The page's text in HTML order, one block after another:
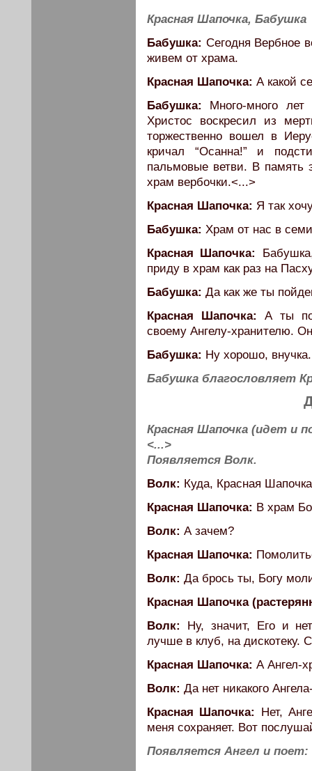
Красная Шапочка, Бабушка
Бабушка: Сегодня Вербное
живем от храма.
Красная Шапочка: А какой
Бабушка:
Много-много
Христос воскресил из
торжественно вошел в
кричал “Осанна!” и
пальмовые ветви. В память
храм вербочки.<...>
Красная Шапочка: Я так
Бабушка: Храм от нас в
Красная Шапочка:
приду в храм как раз на
Бабушка: Да как же ты
Красная Шапочка:
А ты
своему Ангелу-хранителю.
Бабушка: Ну хорошо,
Бабушка благословляет
Красная Шапочка (идет и
<...>
Появляется Волк.
Волк: Куда, Красная
Красная Шапочка: В храм
Волк: А зачем?
Красная Шапочка:
Волк: Да брось ты, Богу
Красная Шапочка
Волк:
Ну, значит, Его и
лучше в клуб, на дискотеку.
Красная Шапочка: А Ангел-
Волк: Да нет никакого
Красная Шапочка:
Нет,
меня сохраняет. Вот
Появляется Ангел и поет: